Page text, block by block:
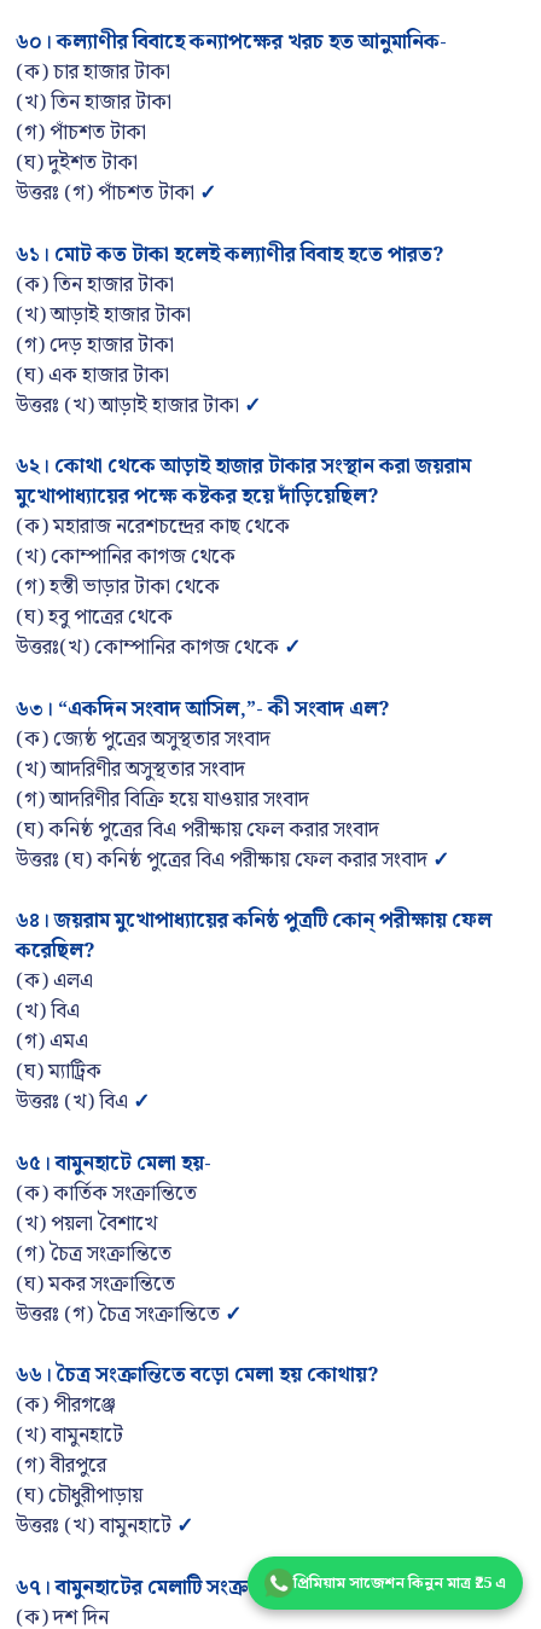
৬০ ।কল্যাণীর বিবাহে কন্যাপক্ষের খরচ হত আনুমানিক-
(ক) চার হাজার টাকা
(খ) তিন হাজার টাকা
(গ) পাঁচশত টাকা
(ঘ) দুইশত টাকা
উত্তরঃ (গ) পাঁচশত টাকা ✓
৬১ । মোট কত টাকা হলেই কল্যাণীর বিবাহ হতে পারত?
(ক) তিন হাজার টাকা
(খ) আড়াই হাজার টাকা
(গ) দেড় হাজার টাকা
(ঘ) এক হাজার টাকা
উত্তরঃ (খ) আড়াই হাজার টাকা ✓
৬২। কোথা থেকে আড়াই হাজার টাকার সংস্থান করা জয়রাম
মুখোপাধ্যায়ের পক্ষে কষ্টকর হয়ে দাঁড়িয়েছিল?
(ক) মহারাজ নরেশচন্দ্রের কাছ থেকে
(খ) কোম্পানির কাগজ থেকে
(গ) হস্তী ভাড়ার টাকা থেকে
(ঘ) হবু পাত্রের থেকে
উত্তরঃ(খ) কোম্পানির কাগজ থেকে ✓
৬৩ । “একদিন সংবাদ আসিল,”- কী সংবাদ এল?
(ক) জ্যেষ্ঠ পুত্রের অসুস্থতার সংবাদ
(খ) আদরিণীর অসুস্থতার সংবাদ
(গ) আদরিণীর বিক্রি হয়ে যাওয়ার সংবাদ
(ঘ) কনিষ্ঠ পুত্রের বিএ পরীক্ষায় ফেল করার সংবাদ
উত্তরঃ (ঘ) কনিষ্ঠ পুত্রের বিএ পরীক্ষায় ফেল করার সংবাদ ✓
৬৪ ।জয়রাম মুখোপাধ্যায়ের কনিষ্ঠ পুত্রটি কোন্ পরীক্ষায় ফেল
করেছিল?
(ক) এলএ
(খ) বিএ
(গ) এমএ
(ঘ) ম্যাট্রিক
উত্তরঃ (খ) বিএ ✓
৬৫ ।বামুনহাটে মেলা হয়-
(ক) কার্তিক সংক্রান্তিতে
(খ) পয়লা বৈশাখে
(গ) চৈত্র সংক্রান্তিতে
(ঘ) মকর সংক্রান্তিতে
উত্তরঃ (গ) চৈত্র সংক্রান্তিতে ✓
৬৬ ।চৈত্র সংক্রান্তিতে বড়ো মেলা হয় কোথায়?
(ক) পীরগঞ্জে
(খ) বামুনহাটে
(গ) বীরপুরে
(ঘ) চৌধুরীপাড়ায়
উত্তরঃ (খ) বামুনহাটে ✓
৬৭।বামুনহাটের মেলাটি সংক্রান্তির কতদিন আগে বসে?
(ক) দশ দিন
প্রিমিয়াম সাজেশন কিনুন মাত্র ₹25 এ